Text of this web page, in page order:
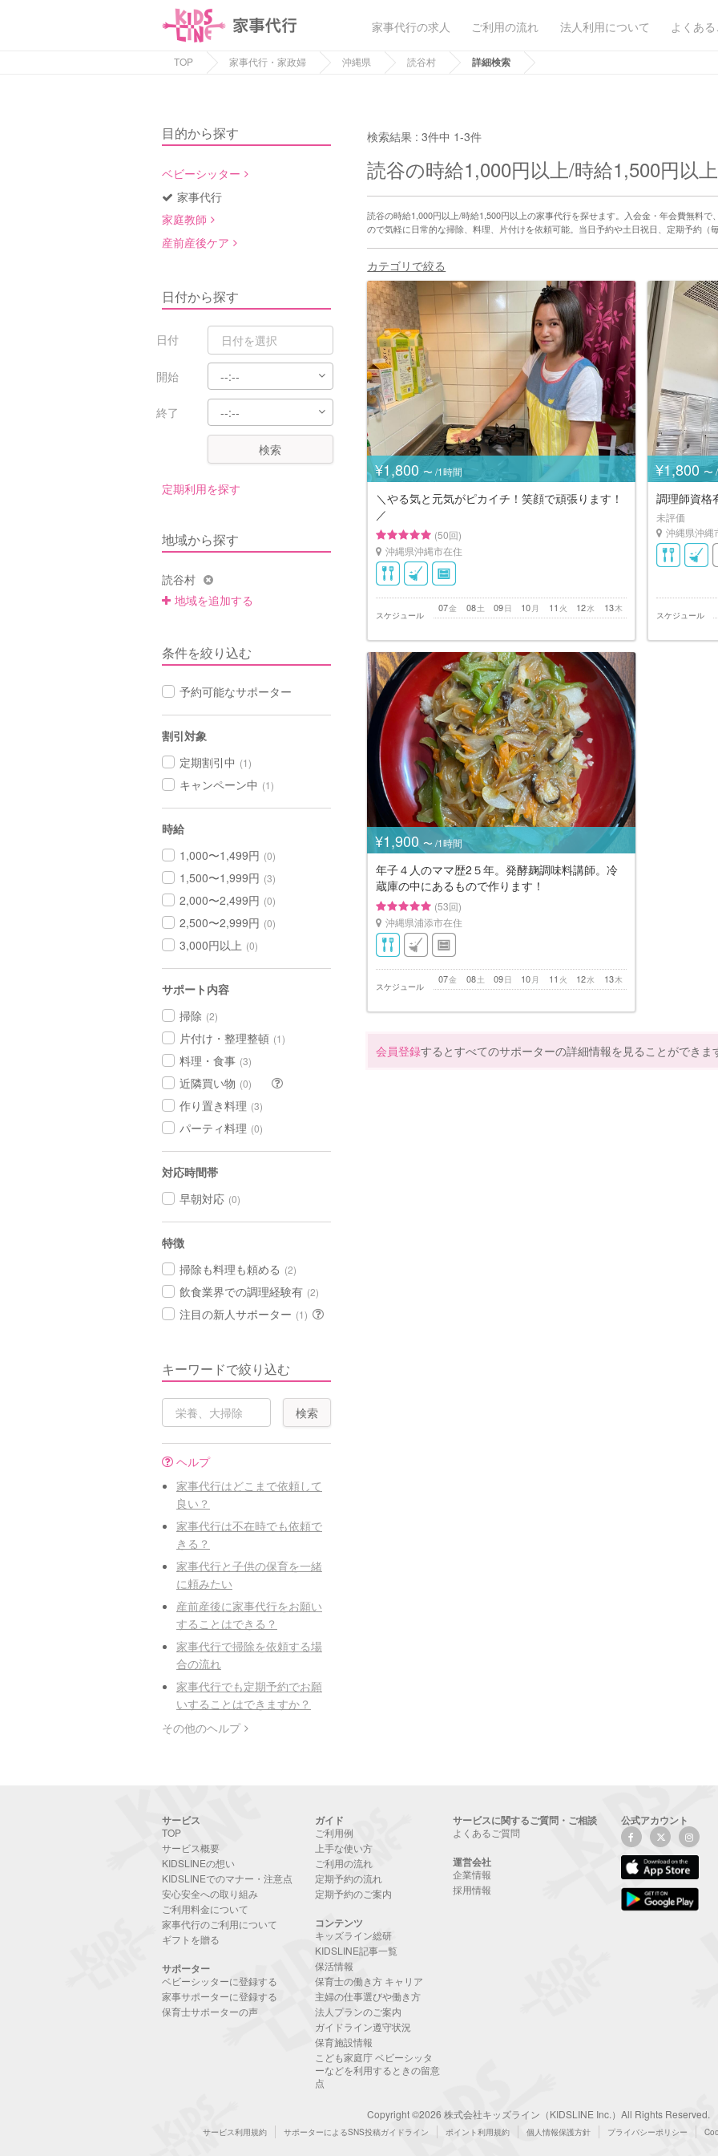
家事代行の求人 ご利用の流れ 法人利用について よくあ
TOP 家事代行・家政婦 沖縄県 読谷村 詳細検索
目的から探す
ベビーシッター
家事代行
家庭教師
産前産後ケア
日付から探す
日付
開始
終了
検索
定期利用を探す
地域から探す
読谷村
地域を追加する
条件を絞り込む
予約可能なサポーター
割引対象
定期割引中 (1)
キャンペーン中 (1)
時給
1,000〜1,499円 (0)
1,500〜1,999円 (3)
2,000〜2,499円 (0)
2,500〜2,999円 (0)
3,000円以上 (0)
サポート内容
掃除 (2)
片付け・整理整頓 (1)
料理・食事 (3)
近隣買い物 (0)
作り置き料理 (3)
パーティ料理 (0)
対応時間帯
早朝対応 (0)
特徴
掃除も料理も頼める (2)
飲食業界での調理経験有 (2)
注目の新人サポーター (1)
キーワードで絞り込む
ヘルプ
家事代行はどこまで依頼して
良い？
家事代行は不在時でも依頼で
きる？
家事代行と子供の保育を一緒
に頼みたい
産前産後に家事代行をお願い
することはできる？
家事代行で掃除を依頼する場
合の流れ
家事代行でも定期予約でお願
いすることはできますか？
その他のヘルプ
検索結果 :3件中 1-3件
読谷の時給1,000円以上/時給1,500円以
読谷の時給1,000円以上/時給1,500円以上の家事代行を探せます。入会金・年会費無料
ので気軽に日常的な掃除、料理、片付けを依頼可能。当日予約や土日祝日、定期予約（
カテゴリで絞る
¥1,800 〜 /1時間
＼やる気と元気がピカイチ！笑顔で頑張ります！
／
(50回)
沖縄県沖縄市在住
スケジュール
金
07 土
08 日
09 月
10 火
11 水
12 木
13
¥1,800 〜
調理師資格
未評価
沖縄県沖縄
スケジュール
¥1,900 〜 /1時間
年子４人のママ歴2５年。発酵麹調味料講師。冷
蔵庫の中にあるもので作ります！
(53回)
沖縄県浦添市在住
スケジュール
金
07 土
08 日
09 月
10 火
11 水
12 木
13
会員登録するとすべてのサポーターの詳細情報を見ることができま
サービス
TOP
サービス概要
KIDSLINEの想い
KIDSLINEでのマナー・注意点
安心安全への取り組み
ご利用料金について
家事代行のご利用について
ギフトを贈る
サポーター
ベビーシッターに登録する
家事サポーターに登録する
保育士サポーターの声
ガイド
ご利用例
上手な使い方
ご利用の流れ
定期予約の流れ
定期予約のご案内
コンテンツ
キッズライン総研
KIDSLINE記事一覧
保活情報
保育士の働き方 キャリア
主婦の仕事選びや働き方
法人プランのご案内
ガイドライン遵守状況
保育施設情報
こども家庭庁 ベビーシッタ
ーなどを利用するときの留意
点
サービスに関するご質問・ご相談
よくあるご質問
運営会社
企業情報
採用情報
公式アカウント
Copyright ©2026 株式会社キッズライン（KIDSLINE Inc.）All Rights Reserved.
サービス利用規約 サポーターによるSNS投稿ガイドライン ポイント利用規約 個人情報保護方針 プライバシーポリシー